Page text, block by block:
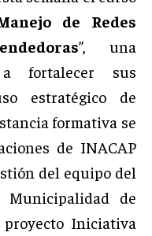
de Redes
”, una
a fortalecer sus
estratégico de
formativa se
de INACAP
del equipo del
Municipalidad de
Iniciativa